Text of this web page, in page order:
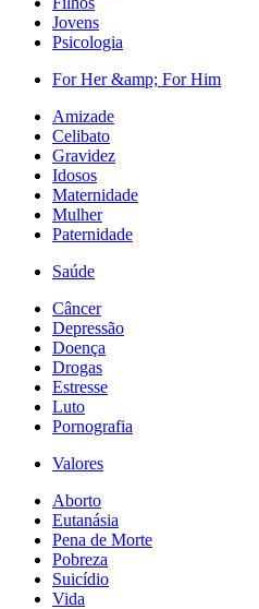
Jovens
Psicologia
For Her &amp; For Him
Amizade
Celibato
Gravidez
Idosos
Maternidade
Mulher
Paternidade
Saúde
Câncer
Depressão
Doença
Drogas
Estresse
Luto
Pornografia
Valores
Aborto
Eutanásia
Pena de Morte
Pobreza
Suicídio
Vida